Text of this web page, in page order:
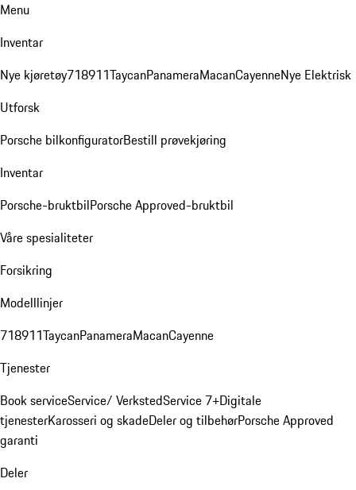
Menu
Inventar
Nye kjøretøy718911TaycanPanameraMacanCayenneNye Elektrisk
Utforsk
Porsche bilkonfiguratorBestill prøvekjøring
Inventar
Porsche-bruktbilPorsche Approved-bruktbil
Våre spesialiteter
Forsikring
Modelllinjer
718911TaycanPanameraMacanCayenne
Tjenester
Book serviceService/ VerkstedService 7+Digitale
tjenesterKarosseri og skadeDeler og tilbehørPorsche Approved
garanti
Deler